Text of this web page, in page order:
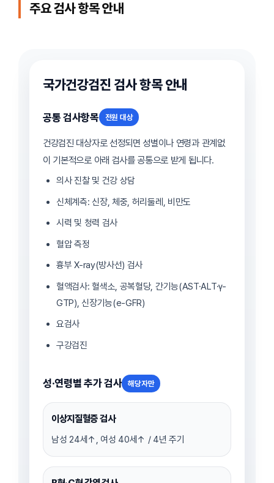
주요 검사 항목 안내
국가건강검진 검사 항목 안내
공통 검사항목 전원 대상
건강검진 대상자로 선정되면 성별이나 연령과 관계없
이 기본적으로 아래 검사를 공통으로 받게 됩니다.
의사 진찰 및 건강 상담
신체계측: 신장, 체중, 허리둘레, 비만도
시력 및 청력 검사
혈압 측정
흉부 X-ray(방사선) 검사
혈액검사: 혈색소, 공복혈당, 간기능(AST·ALT·γ-
GTP), 신장기능(e-GFR)
요검사
구강검진
성·연령별 추가 검사 해당자만
이상지질혈증 검사
남성 24세↑, 여성 40세↑ / 4년 주기